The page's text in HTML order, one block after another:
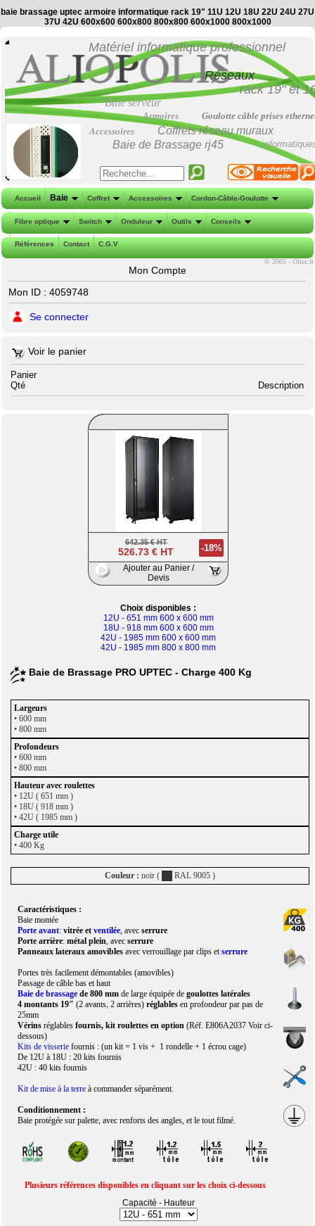
baie brassage uptec armoire informatique rack 19" 11U 12U 18U 22U 24U 27U
37U 42U 600x600 600x800 800x800 600x1000 800x1000
Matériel informatique professionnel
Réseaux
rack 19"et
Baie serveur
Armoires
Goulotte câble prises
Accessoires
Coffrets réseau muraux
Baie de Brassage rj45
Accueil Baie Coffret Accessoires Cordon-Câble-Goulotte
Fibre optique Switch Onduleur Outils Conseils
Références Contact C.G.V
© 2005 - Olisc.fr
Mon Compte
Mon ID : 4059748
Se connecter
Voir le panier
Panier
Qté
Description
642.35 € HT
526.73 € HT -18%
Ajouter au Panier /
Devis
Choix disponibles :
12U - 651 mm 600 x 600 mm
18U - 918 mm 600 x 600 mm
42U - 1985 mm 600 x 600 mm
42U - 1985 mm 800 x 800 mm
Baie de Brassage PRO UPTEC - Charge 400 Kg
• 600 mm
• 800 mm
•600 mm
• 800 mm
• 12U ( 651 mm )
• 18U ( 918 mm )
• 42U ( 1985 mm )
• 400 Kg
Couleur :noir ( RAL 9005 )
Caractéristiques :
Baie montée
Porte avant: vitrée etventilée, avecserrure
Porte arrière:métal plein, avecserrure
Panneaux lateraux amoviblesavec verrouillage par clips et serrure
Portes très facilement démontables (amovibles)
Passage de câble bas et haut
Baie de brassage de 800 mm de large équipée degoulottes latérales
4 montants 19"(2 avants, 2 arrières) réglablesen profondeur par pas de
25mm
Vérins réglablesfournis, kit roulettes en option(Réf. E806A2037 Voir ci-
dessous)
Kits de visserie fournis : (un kit = 1 vis + 1 rondelle + 1 écrou cage)
De 12U à 18U : 20 kits fournis
42U : 40 kits fournis
Kit de mise à la terre à commander séparément.
Conditionnement :
Baie protégée sur palette, avec renforts des angles, et le tout filmé.
Plusieurs références disponibles en cliquant sur les choix ci-dessous
Capacité - Hauteur